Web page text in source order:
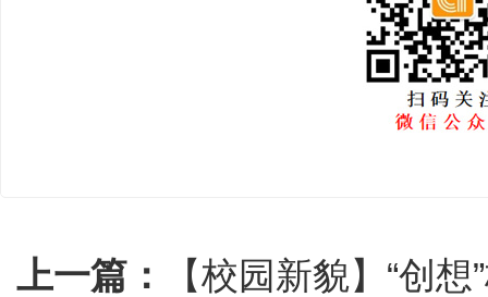
上一篇：
【校园新貌】“创